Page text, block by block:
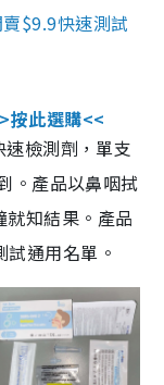
$9.9快速測試
按此選購<<
檢測劑，單支
。產品以鼻咽拭
知結果。產品
通用名單。